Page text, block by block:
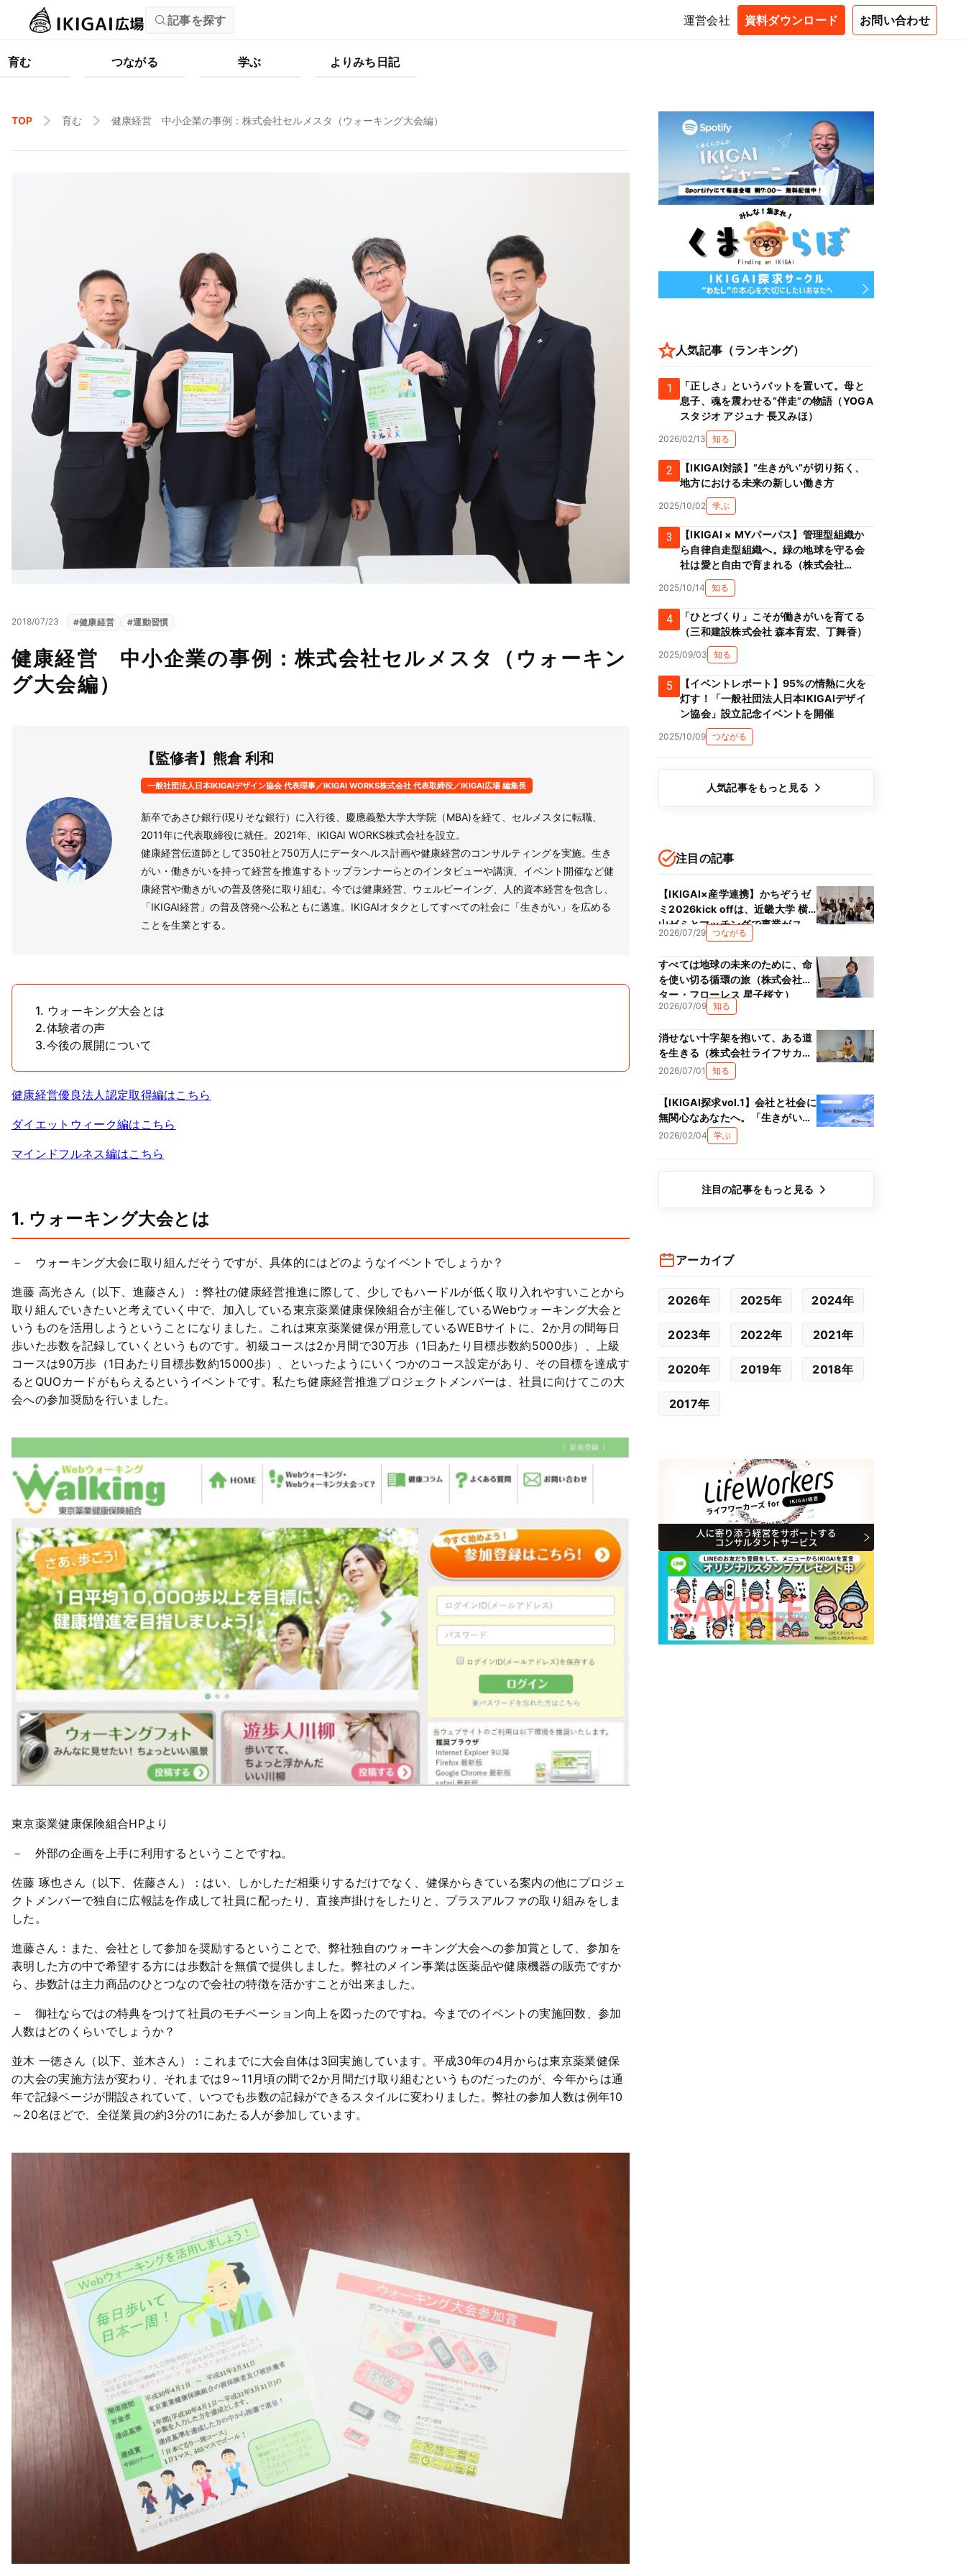
記事を探す 運営会社 資料ダウンロード お問い合わせ
育む つながる 学ぶ よりみち日記
TOP 育む 健康経営 中小企業の事例：株式会社セルメスタ（ウォーキング大会編）
2018/07/23 #健康経営 #運動習慣
健康経営 中小企業の事例：株式会社セルメスタ（ウォーキン
グ大会編）
【監修者】熊倉 利和
一般社団法人日本IKIGAIデザイン協会 代表理事／IKIGAI WORKS株式会社 代表取締役／IKIGAI広場 編集長
新卒であさひ銀行(現りそな銀行）に入行後、慶應義塾大学大学院（MBA)を経て、セルメスタに転職、
2011年に代表取締役に就任。2021年、IKIGAI WORKS株式会社を設立。
健康経営伝道師として350社と750万人にデータヘルス計画や健康経営のコンサルティングを実施。生き
がい・働きがいを持って経営を推進するトップランナーらとのインタビューや講演、イベント開催など健
康経営や働きがいの普及啓発に取り組む。今では健康経営、ウェルビーイング、人的資本経営を包含し、
「IKIGAI経営」の普及啓発へ公私ともに邁進。IKIGAIオタクとしてすべての社会に「生きがい」を広める
ことを生業とする。
1. ウォーキング大会とは
2.体験者の声
3.今後の展開について
健康経営優良法人認定取得編はこちら
ダイエットウィーク編はこちら
マインドフルネス編はこちら
1. ウォーキング大会とは
－ ウォーキング大会に取り組んだそうですが、具体的にはどのようなイベントでしょうか？
進藤 高光さん（以下、進藤さん）：弊社の健康経営推進に際して、少しでもハードルが低く取り入れやすいことから
取り組んでいきたいと考えていく中で、加入している東京薬業健康保険組合が主催しているWebウォーキング大会と
いうものを活用しようということになりました。これは東京薬業健保が用意しているWEBサイトに、2か月の間毎日
歩いた歩数を記録していくというものです。初級コースは2か月間で30万歩（1日あたり目標歩数約5000歩）、上級
コースは90万歩（1日あたり目標歩数約15000歩）、といったようにいくつかのコース設定があり、その目標を達成す
るとQUOカードがもらえるというイベントです。私たち健康経営推進プロジェクトメンバーは、社員に向けてこの大
会への参加奨励を行いました。
東京薬業健康保険組合HPより
－ 外部の企画を上手に利用するということですね。
佐藤 琢也さん（以下、佐藤さん）：はい、しかしただ相乗りするだけでなく、健保からきている案内の他にプロジェ
クトメンバーで独自に広報誌を作成して社員に配ったり、直接声掛けをしたりと、プラスアルファの取り組みをしま
した。
進藤さん：また、会社として参加を奨励するということで、弊社独自のウォーキング大会への参加賞として、参加を
表明した方の中で希望する方には歩数計を無償で提供しました。弊社のメイン事業は医薬品や健康機器の販売ですか
ら、歩数計は主力商品のひとつなので会社の特徴を活かすことが出来ました。
－ 御社ならではの特典をつけて社員のモチベーション向上を図ったのですね。今までのイベントの実施回数、参加
人数はどのくらいでしょうか？
並木 一徳さん（以下、並木さん）：これまでに大会自体は3回実施しています。平成30年の4月からは東京薬業健保
の大会の実施方法が変わり、それまでは9～11月頃の間で2か月間だけ取り組むというものだったのが、今年からは通
年で記録ページが開設されていて、いつでも歩数の記録ができるスタイルに変わりました。弊社の参加人数は例年10
～20名ほどで、全従業員の約3分の1にあたる人が参加しています。
人気記事（ランキング）
1
「正しさ」というバットを置いて。母と
息子、魂を震わせる“伴走”の物語（YOGA
スタジオ アジュナ 長又みほ）
2026/02/13 知る
2
【IKIGAI対談】”生きがい”が切り拓く、
地方における未来の新しい働き方
2025/10/02 学ぶ
3
【IKIGAI × MYパーパス】管理型組織か
ら自律自走型組織へ。緑の地球を守る会
社は愛と自由で育まれる（株式会社
Green prop 川添克子）
2025/10/14 知る
4
「ひとづくり」こそが働きがいを育てる
（三和建設株式会社 森本育宏、丁舞香）
2025/09/03 知る
5
【イベントレポート】95%の情熱に火を
灯す！「一般社団法人日本IKIGAIデザイ
ン協会」設立記念イベントを開催
2025/10/09 つながる
人気記事をもっと見る
注目の記事
【IKIGAI×産学連携】かちぞうゼ
ミ2026kick offは、近畿大学 横
山ゼミとマッチングで事業がス
タート！！
2026/07/29 つながる
すべては地球の未来のために、命
を使い切る循環の旅（株式会社ス
ター・フローレス 星子桜文）
2026/07/09 知る
消せない十字架を抱いて、ある道
を生きる（株式会社ライフサカス
西部沙緒里）
2026/07/01 知る
【IKIGAI探求vol.1】会社と社会に
無関心なあなたへ。「生きがい
（IKIGAI）」は、単なる精神論で
はない理由
2026/02/04 学ぶ
注目の記事をもっと見る
アーカイブ
2026年 2025年 2024年
2023年 2022年 2021年
2020年 2019年 2018年
2017年